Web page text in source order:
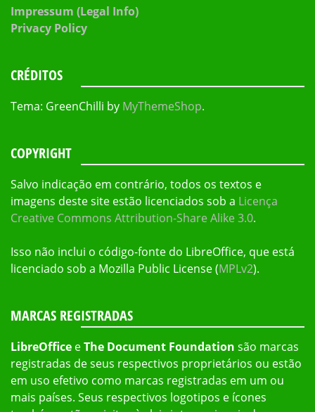
Impressum (Legal Info)
Privacy Policy
CRÉDITOS
Tema: GreenChilli by MyThemeShop.
COPYRIGHT
Salvo indicação em contrário, todos os textos e
imagens deste site estão licenciados sob a Licença
Creative Commons Attribution-Share Alike 3.0.
Isso não inclui o código-fonte do LibreOffice, que está
licenciado sob a Mozilla Public License (MPLv2).
MARCAS REGISTRADAS
LibreOffice eThe Document Foundation são marcas
registradas de seus respectivos proprietários ou estão
em uso efetivo como marcas registradas em um ou
mais países. Seus respectivos logotipos e ícones